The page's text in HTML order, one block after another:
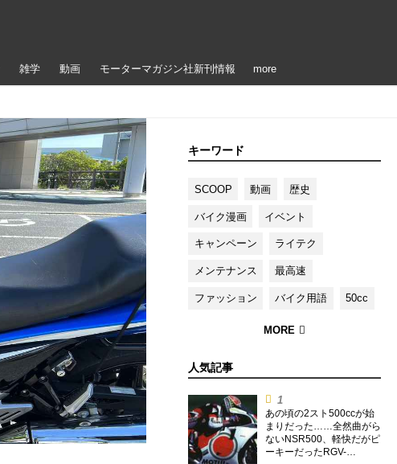
雑学 動画 モーターマガジン社新刊情報 more
キーワード
SCOOP 動画 歴史
バイク漫画 イベント
キャンペーン ライテク
メンテナンス 最高速
ファッション バイク用語 50cc
人気記事
あの頃の2スト500ccが始
まりだった……全然曲がら
ないNSR500、軽快だがピ
ーキーだったRGV-